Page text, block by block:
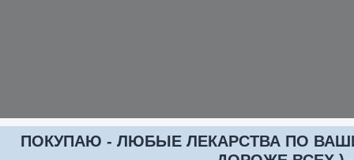
ПОКУПАЮ - ЛЮБЫЕ ЛЕКАРСТВА ПО ВАШИ